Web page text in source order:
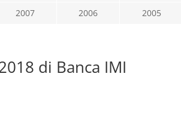
2007 2006 2005
di Banca IMI